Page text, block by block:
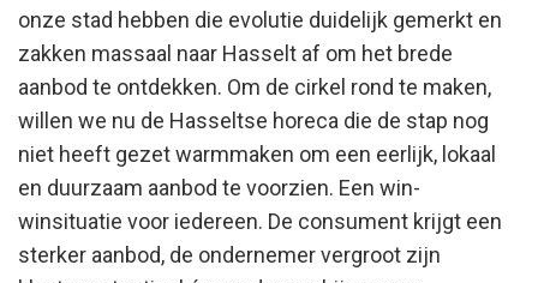
onze stad hebben die evolutie duidelijk gemerkt en
zakken massaal naar Hasselt af om het brede
aanbod te ontdekken. Om de cirkel rond te maken,
willen we nu de Hasseltse horeca die de stap nog
niet heeft gezet warmmaken om een eerlijk, lokaal
en duurzaam aanbod te voorzien. Een win-
winsituatie voor iedereen. De consument krijgt een
sterker aanbod, de ondernemer vergroot zijn